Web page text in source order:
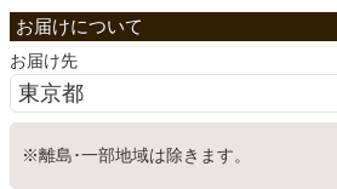
お届け先
※離島･一部地域は除きます。